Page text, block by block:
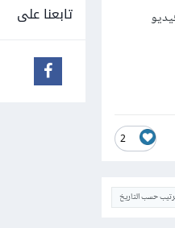
2
حسب التاريخ
تابعنا على